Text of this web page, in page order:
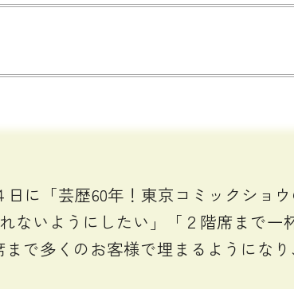
に「芸歴60年！東京コミックショ
いようにしたい」「２階席まで一
で多くのお客様で埋まるようにな